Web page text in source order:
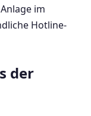
im
Hotline-
der